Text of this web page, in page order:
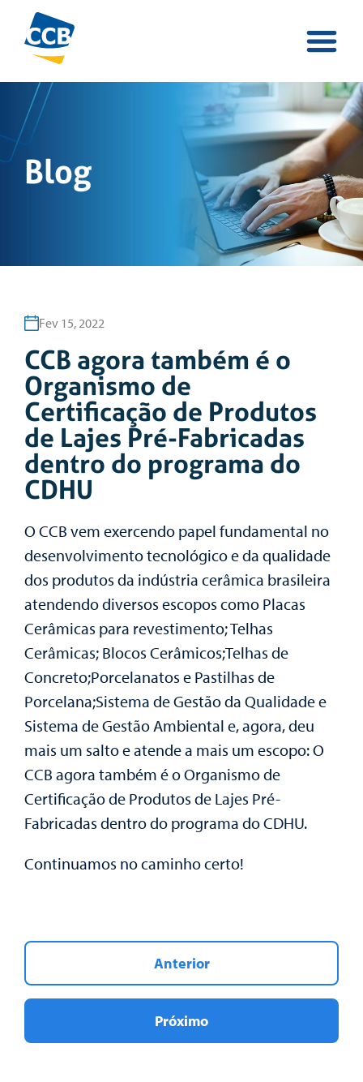
Blog
Fev 15, 2022
CCB agora também é o
Organismo de
Certificação de Produtos
de Lajes Pré-Fabricadas
dentro do programa do
CDHU
O CCB vem exercendo papel fundamental no
desenvolvimento tecnológico e da qualidade
dos produtos da indústria cerâmica brasileira
atendendo diversos escopos como Placas
Cerâmicas para revestimento; Telhas
Cerâmicas; Blocos Cerâmicos;Telhas de
Concreto;Porcelanatos e Pastilhas de
Porcelana;Sistema de Gestão da Qualidade e
Sistema de Gestão Ambiental e, agora, deu
mais um salto e atende a mais um escopo: O
CCB agora também é o Organismo de
Certificação de Produtos de Lajes Pré-
Fabricadas dentro do programa do CDHU.
Continuamos no caminho certo!
Anterior
Próximo